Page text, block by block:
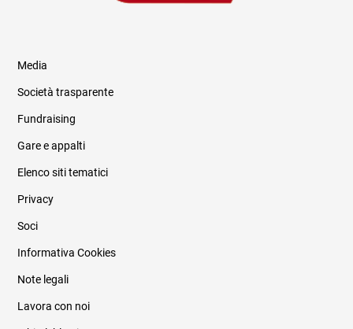
Informazioni legali e trasparenza
Media
Società trasparente
Fundraising
Gare e appalti
Elenco siti tematici
Privacy
Soci
Informativa Cookies
Note legali
Lavora con noi